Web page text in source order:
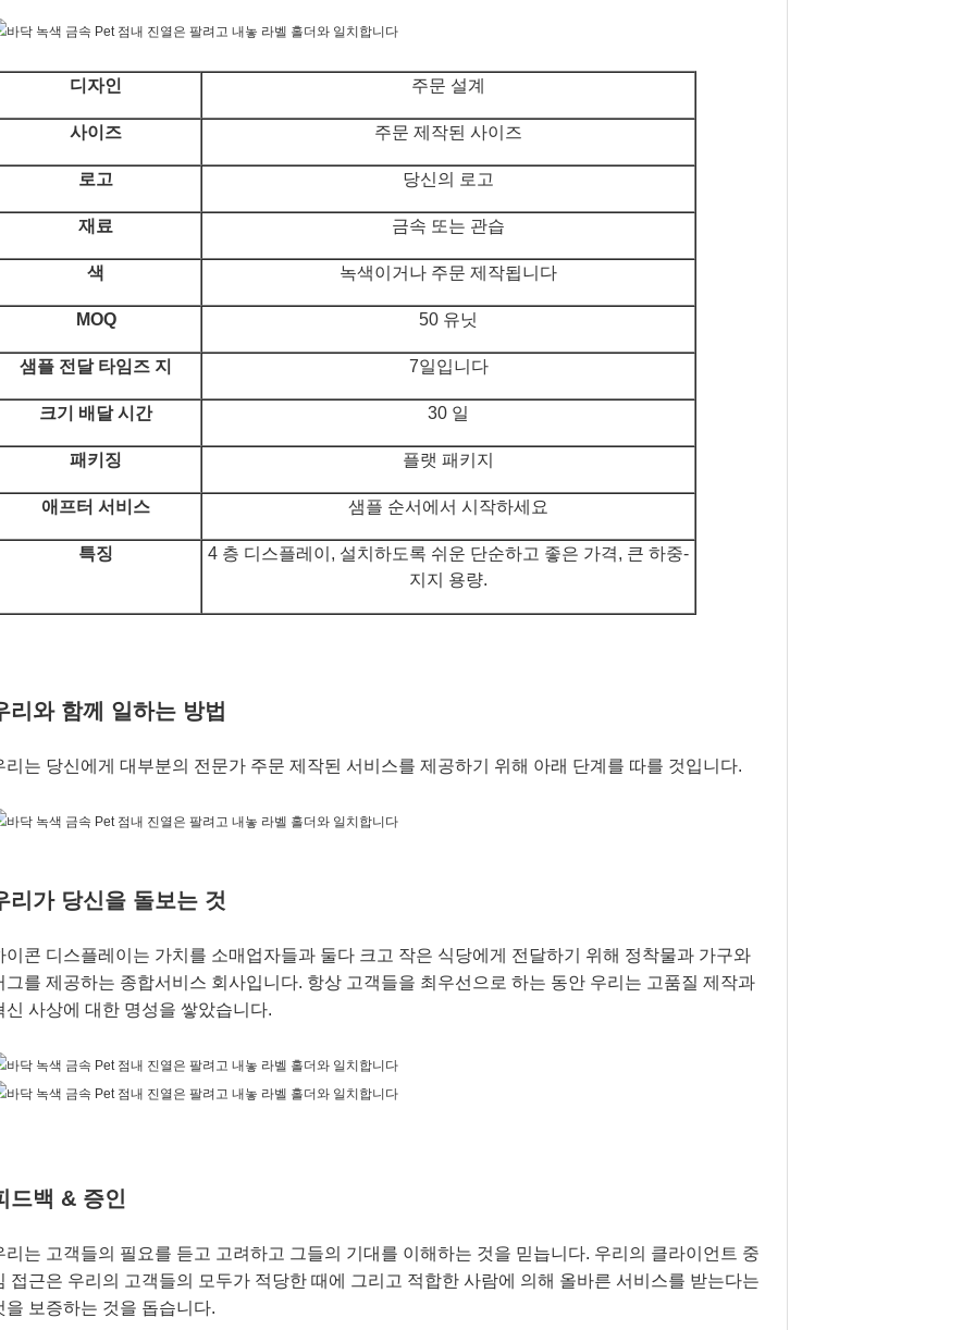
디자인 주문 설계
사이즈 주문 제작된 사이즈
로고 당신의 로고
재료 금속 또는 관습
색 녹색이거나 주문 제작됩니다
MOQ 50 유닛
샘플 전달 타임즈 지 7일입니다
크기 배달 시간 30 일
패키징 플랫 패키지
애프터 서비스 샘플 순서에서 시작하세요
특징
4 층 디스플레이, 설치하도록 쉬운 단순하고 좋은 가격, 큰 하중-
지지 용량.
리와 함께 일하는 방법
리는 당신에게 대부분의 전문가 주문 제작된 서비스를 제공하기 위해 아래 단계를 따를 것입니다.
리가 당신을 돌보는 것
이콘 디스플레이는 가치를 소매업자들과 둘다 크고 작은 식당에게 전달하기 위해 정착물과 가구와
그를 제공하는 종합서비스 회사입니다. 항상 고객들을 최우선으로 하는 동안 우리는 고품질 제작과
신 사상에 대한 명성을 쌓았습니다.
드백 & 증인
리는 고객들의 필요를 듣고 고려하고 그들의 기대를 이해하는 것을 믿늡니다. 우리의 클라이언트 중
접근은 우리의 고객들의 모두가 적당한 때에 그리고 적합한 사람에 의해 올바른 서비스를 받는다는
을 보증하는 것을 돕습니다.